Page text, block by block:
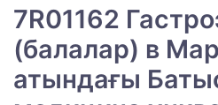
7R01162
(балалар) в
атындағы